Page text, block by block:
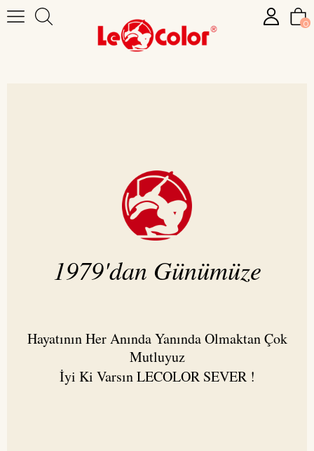
0
1979'dan Günümüze
Hayatının Her Anında Yanında Olmaktan Çok
Mutluyuz
İyi Ki Varsın LECOLOR SEVER !